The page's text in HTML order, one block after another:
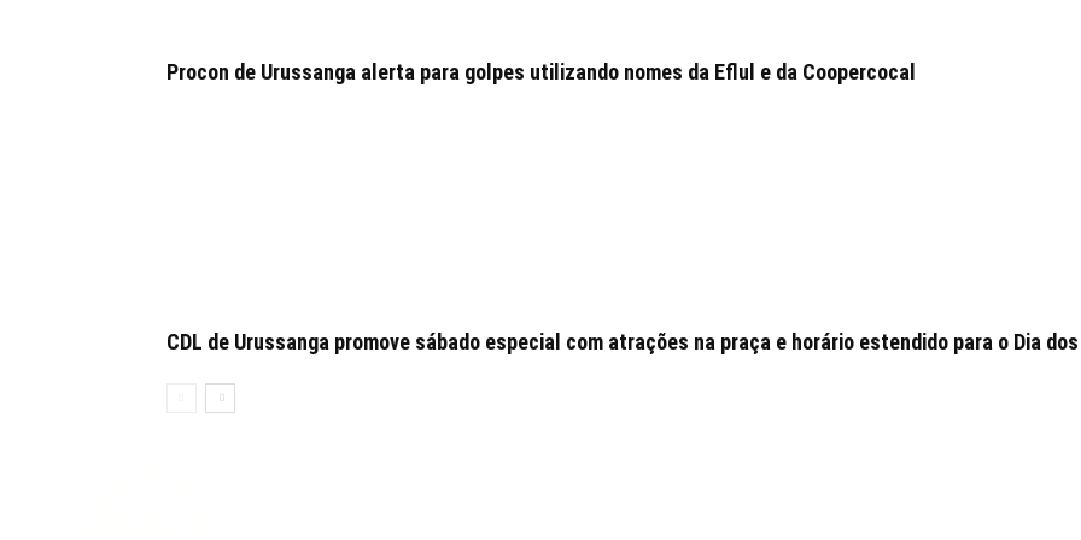
Procon de Urussanga alerta para golpes utilizando nomes da Eflul e da Coopercocal
CDL de Urussanga promove sábado especial com atrações na praça e horário estendido para o Dia